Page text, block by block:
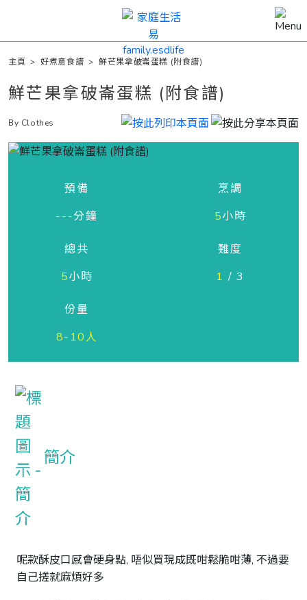
主頁 >好煮意食譜 >鮮芒果拿破崙蛋糕 (附食譜)
鮮芒果拿破崙蛋糕 (附食譜)
By Clothes
預備
---分鐘
烹調
5小時
總共
5小時
難度
1 / 3
份量
8-10人
簡介
呢款酥皮口感會硬身點, 唔似買現成既咁鬆脆咁薄, 不過要
自己搓就麻煩好多